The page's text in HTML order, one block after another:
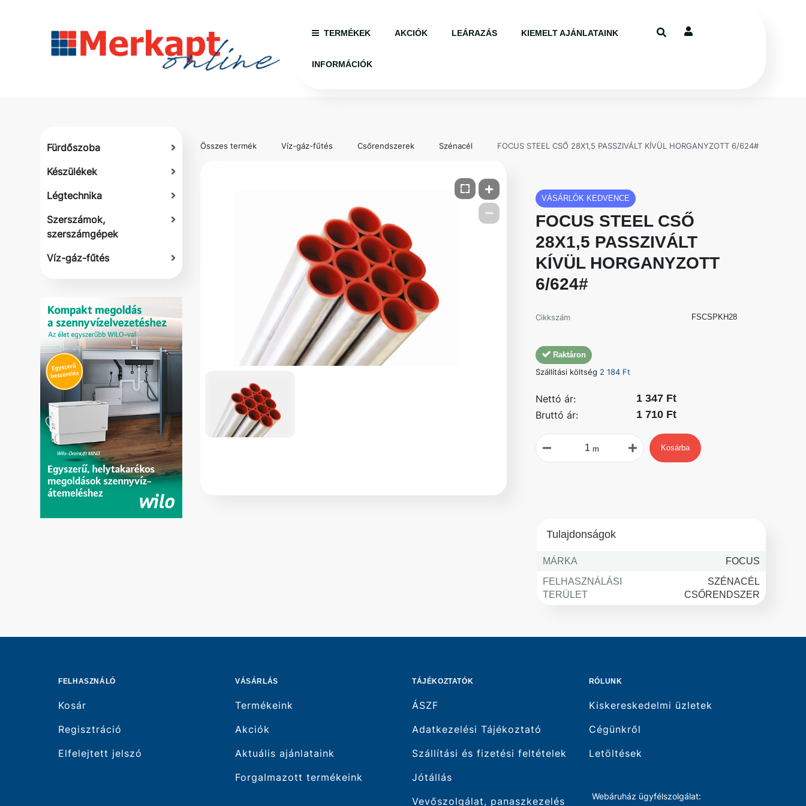
TERMÉKEK AKCIÓK LEÁRAZÁS KIEMELT AJÁNLATAINK
INFORMÁCIÓK
Fürdőszoba
Készülékek
Légtechnika
Szerszámok,
szerszámgépek
Víz-gáz-fűtés
Összes termék Víz-gáz-fűtés Csőrendszerek Szénacél FOCUS STEEL CSŐ 28X1,5 PASSZIVÁLT KÍVÜL HORGANYZOTT 6/624#
VÁSÁRLÓK KEDVENCE
FOCUS STEEL CSŐ
28X1,5 PASSZIVÁLT
KÍVÜL HORGANYZOTT
6/624#
Cikkszám FSCSPKH28
Raktáron
Szállítási költség 2 184 Ft
Nettó ár:
1 347 Ft
Bruttó ár:
1 710 Ft
m Kosárba
Tulajdonságok
MÁRKA
FOCUS
FELHASZNÁLÁSI
TERÜLET
SZÉNACÉL
CSŐRENDSZER
FELHASZNÁLÓ
Kosár
Regisztráció
Elfelejtett jelszó
VÁSÁRLÁS
Termékeink
Akciók
Aktuális ajánlataink
Forgalmazott termékeink
TÁJÉKOZTATÓK
ÁSZF
Adatkezelési Tájékoztató
Szállítási és fizetési feltételek
Jótállás
Vevőszolgálat, panaszkezelés
RÓLUNK
Kiskereskedelmi üzletek
Cégünkről
Letöltések
Webáruház ügyfélszolgálat: